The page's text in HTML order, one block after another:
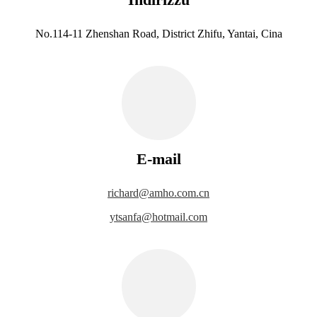
No.114-11 Zhenshan Road, District Zhifu, Yantai, Cina
E-mail
richard@amho.com.cn
ytsanfa@hotmail.com